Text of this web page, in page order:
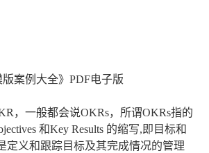
版案例大全》PDF电子版
，一般都会说OKRs，所谓OKRs指的
和Key Results 的缩写,即目标和
定义和跟踪目标及其完成情况的管理